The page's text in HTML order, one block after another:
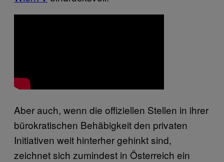
Aber auch, wenn die offiziellen Stellen in ihrer
bürokratischen Behäbigkeit den privaten
Initiativen weit hinterher gehinkt sind,
zeichnet sich zumindest in Österreich ein